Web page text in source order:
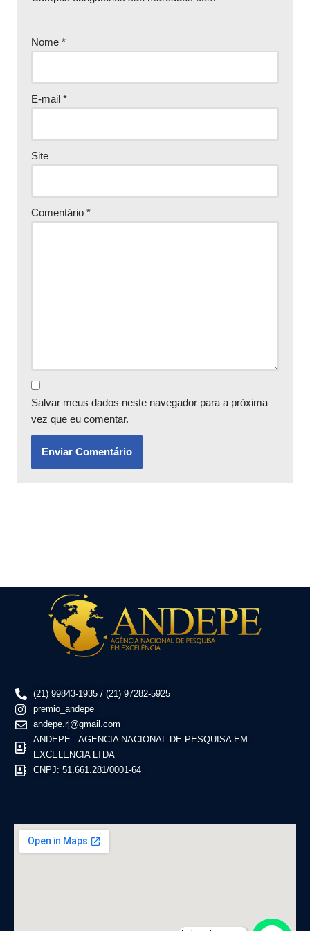
Nome *
E-mail *
Site
Comentário *
Salvar meus dados neste navegador para a próxima
vez que eu comentar.
(21) 99843-1935 / (21) 97282-5925
premio_andepe
andepe.rj@gmail.com
ANDEPE - AGENCIA NACIONAL DE PESQUISA EM
EXCELENCIA LTDA
CNPJ: 51.661.281/0001-64